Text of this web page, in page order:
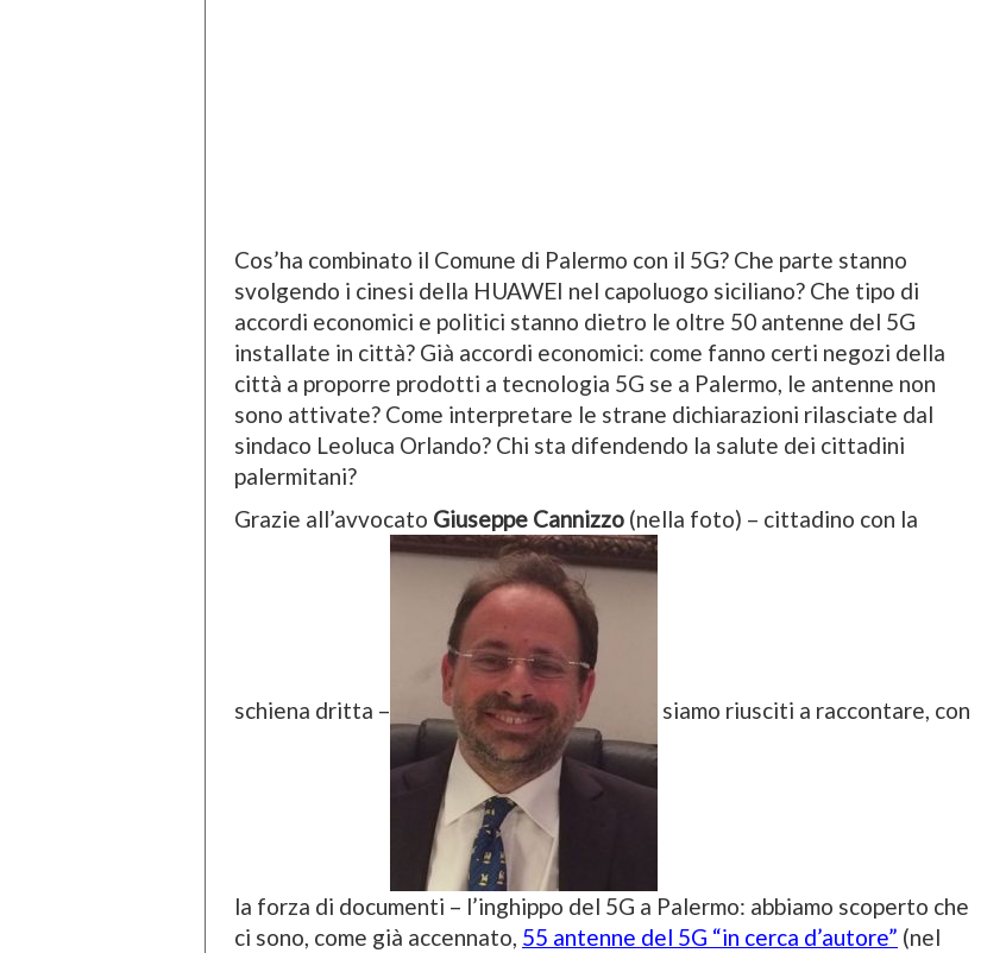
Cos’ha combinato il Comune di Palermo con il 5G? Che parte stanno
svolgendo i cinesi della HUAWEI nel capoluogo siciliano? Che tipo di
accordi economici e politici stanno dietro le oltre 50 antenne del 5G
installate in città? Già accordi economici: come fanno certi negozi della
città a proporre prodotti a tecnologia 5G se a Palermo, le antenne non
sono attivate? Come interpretare le strane dichiarazioni rilasciate dal
sindaco Leoluca Orlando? Chi sta difendendo la salute dei cittadini
palermitani?
Grazie all’avvocato Giuseppe Cannizzo (nella foto) – cittadino con la
schiena dritta – siamo riusciti a raccontare, con
la forza di documenti – l’inghippo del 5G a Palermo: abbiamo scoperto che
ci sono, come già accennato, 55 antenne del 5G “in cerca d’autore” (nel